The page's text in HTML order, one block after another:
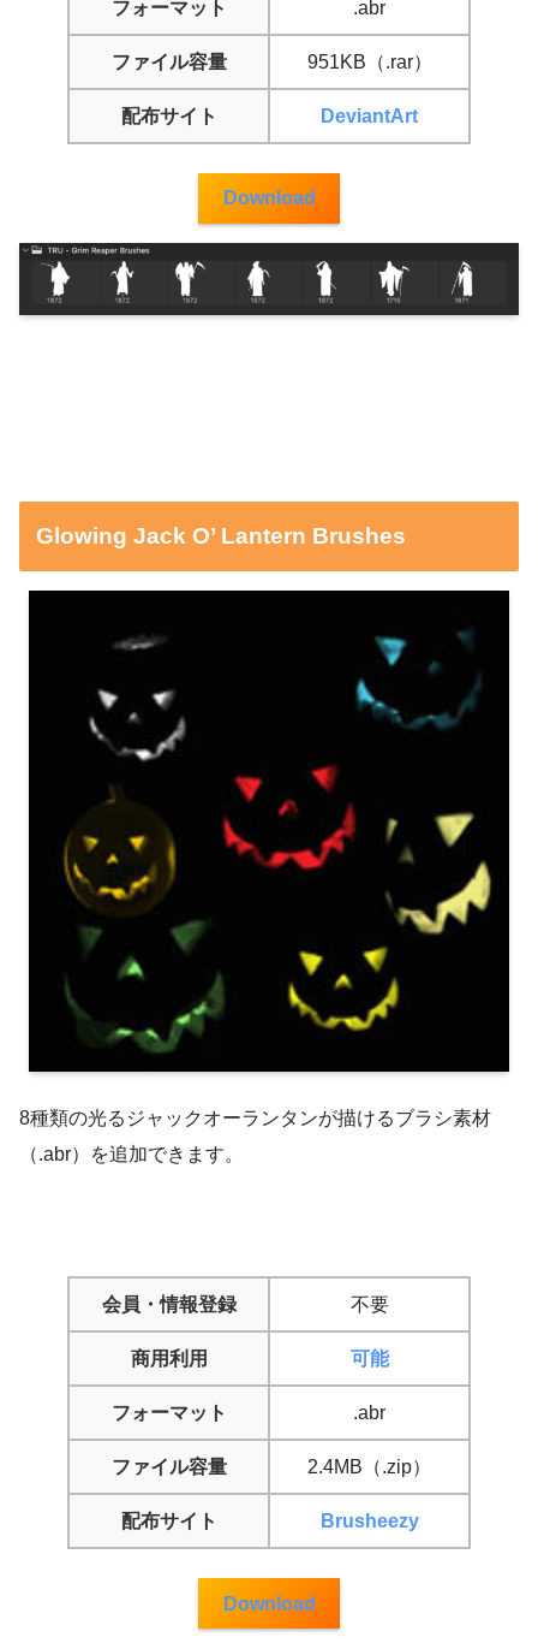
フォーマット .abr
ファイル容量 951KB（.rar）
配布サイト DeviantArt
Download
Glowing Jack O’ Lantern Brushes
8種類の光るジャックオーランタンが描けるブラシ素材
（.abr）を追加できます。
会員・情報登録 不要
商用利用 可能
フォーマット .abr
ファイル容量 2.4MB（.zip）
配布サイト Brusheezy
Download